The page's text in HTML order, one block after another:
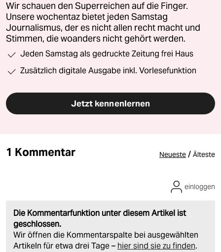
Wir schauen den Superreichen auf die Finger.
Unsere wochentaz bietet jeden Samstag
Journalismus, der es nicht allen recht macht und
Stimmen, die woanders nicht gehört werden.
Jeden Samstag als gedruckte Zeitung frei Haus
Zusätzlich digitale Ausgabe inkl. Vorlesefunktion
Jetzt kennenlernen
1 Kommentar Neueste / Älteste
Die Kommentarfunktion unter diesem Artikel ist
geschlossen.
Wir öffnen die Kommentarspalte bei ausgewählten
Artikeln für etwa drei Tage – hier sind sie zu finden.
einloggen